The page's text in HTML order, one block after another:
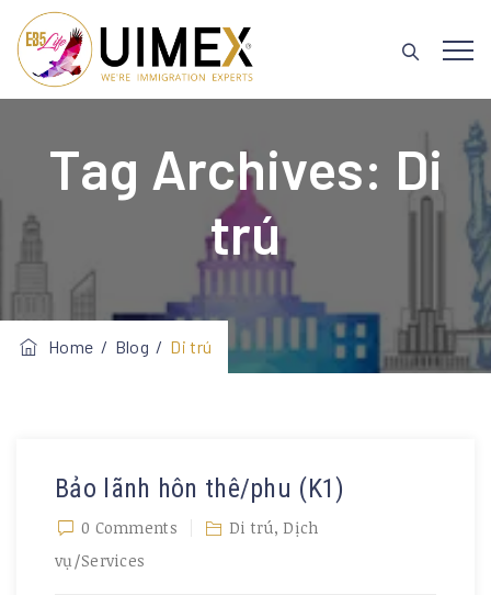
Tag Archives: Di
trú
Home / Blog / Di trú
Bảo lãnh hôn thê/phu (K1)
0 Comments Di trú, Dịch
vụ/Services